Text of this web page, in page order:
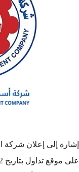
إشارة إلى إعلان شركة